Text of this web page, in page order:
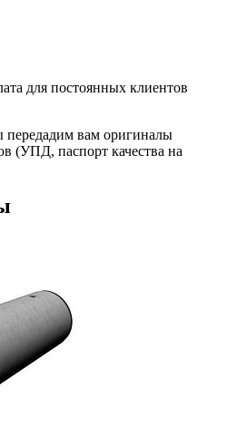
для постоянных клиентов
передадим вам оригиналы
(УПД, паспорт качества на